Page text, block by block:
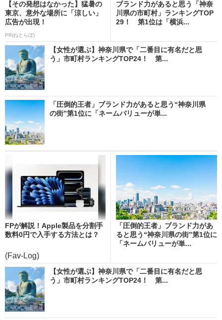
【その発想はなかった】猛暑の
東京、意外な場所に「涼しい」
広告が出現！
PR(ねとらぼ)
ブランド力があると思う「神奈
川県の市町村」ランキングTOP
29！ 第1位は「横浜...
【女性が選ぶ】神奈川県で「二番目に有名だと思
う」市町村ランキングTOP24！ 第...
「圧倒的王者」ブランド力があると思う“神奈川県
の街”第1位に「ネームバリューが単...
FPが解説！Apple製品を分割手
数料0円で入手する方法とは？
(Fav-Log)
「圧倒的王者」ブランド力があ
ると思う“神奈川県の街”第1位に
「ネームバリューが単...
【女性が選ぶ】神奈川県で「二番目に有名だと思
う」市町村ランキングTOP24！ 第...